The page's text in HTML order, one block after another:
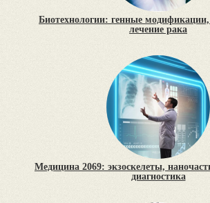
Биотехнологии: генные
лечение рака
Медицина 2069: экзоскелеты,
диагностика